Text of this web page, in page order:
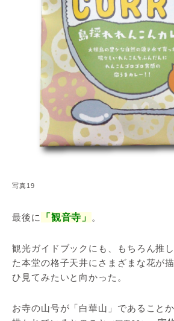
写真19
最後に 「観音寺」 。
観光ガイドブックにも、もちろん推
た本堂の格子天井にさまざまな花が
ひ見てみたいと向かった。
お寺の山号が「白華山」であること